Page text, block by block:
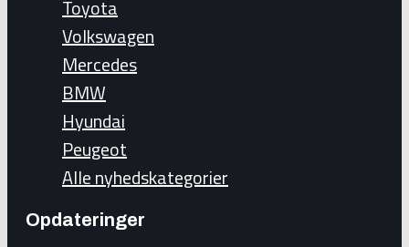
Toyota
Volkswagen
Mercedes
BMW
Hyundai
Peugeot
Alle nyhedskategorier
Opdateringer